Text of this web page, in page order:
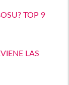
TOP 9
LAS